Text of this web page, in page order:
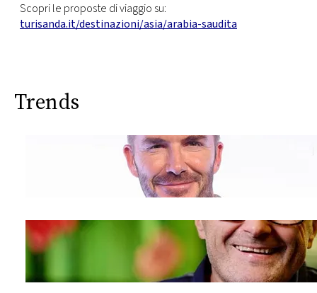
Scopri le proposte di viaggio su:
turisanda.it/destinazioni/asia/arabia-saudita
Trends